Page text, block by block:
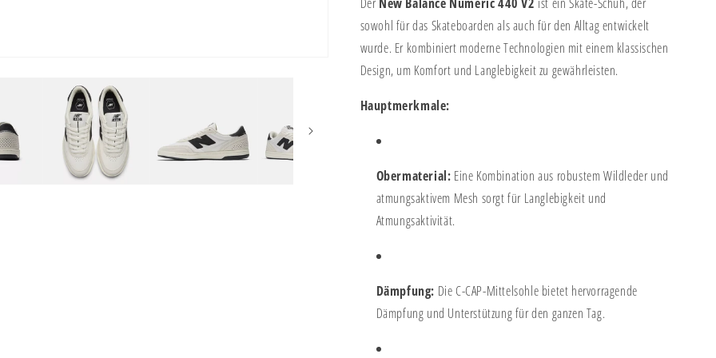
sowohl für das Skateboarden als auch für den Alltag entwickelt
wurde. Er kombiniert moderne Technologien mit einem klassischen
Design, um Komfort und Langlebigkeit zu gewährleisten.
Hauptmerkmale:
Obermaterial: Eine Kombination aus robustem Wildleder und
atmungsaktivem Mesh sorgt für Langlebigkeit und
Atmungsaktivität.
Dämpfung: Die C-CAP-Mittelsohle bietet hervorragende
Dämpfung und Unterstützung für den ganzen Tag.